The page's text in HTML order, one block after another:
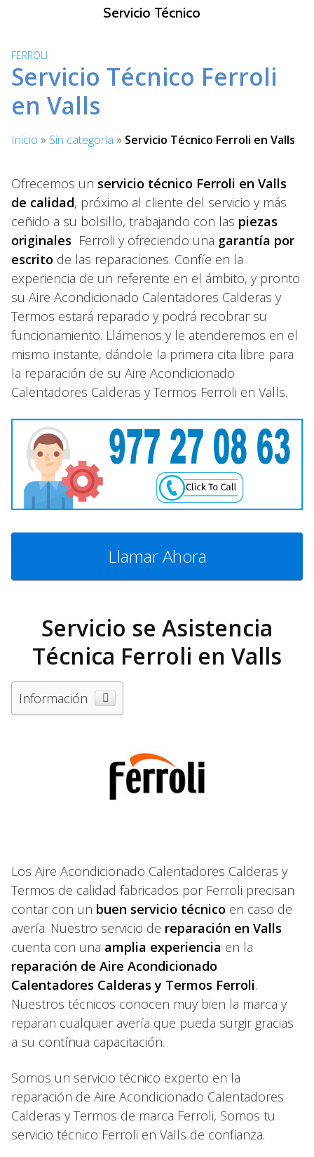
Servicio Técnico
FERROLI
Servicio Técnico Ferroli
en Valls
Inicio » Sin categoría » Servicio Técnico Ferroli en Valls
Ofrecemos un servicio técnico Ferroli en Valls
de calidad, próximo al cliente del servicio y más
ceñido a su bolsillo, trabajando con las piezas
originales Ferroli y ofreciendo una garantía por
escrito de las reparaciones. Confíe en la
experiencia de un referente en el ámbito, y pronto
su Aire Acondicionado Calentadores Calderas y
Termos estará reparado y podrá recobrar su
funcionamiento. Llámenos y le atenderemos en el
mismo instante, dándole la primera cita libre para
la reparación de su Aire Acondicionado
Calentadores Calderas y Termos Ferroli en Valls.
Llamar Ahora
Servicio se Asistencia
Técnica Ferroli en Valls
Información
Los Aire Acondicionado Calentadores Calderas y
Termos de calidad fabricados por Ferroli precisan
contar con un buen servicio técnico en caso de
avería. Nuestro servicio de reparación en Valls
cuenta con una amplia experiencia en la
reparación de Aire Acondicionado
Calentadores Calderas y Termos Ferroli.
Nuestros técnicos conocen muy bien la marca y
reparan cualquier avería que pueda surgir gracias
a su contínua capacitación.
Somos un servicio técnico experto en la
reparación de Aire Acondicionado Calentadores
Calderas y Termos de marca Ferroli, Somos tu
servicio técnico Ferroli en Valls de confianza.